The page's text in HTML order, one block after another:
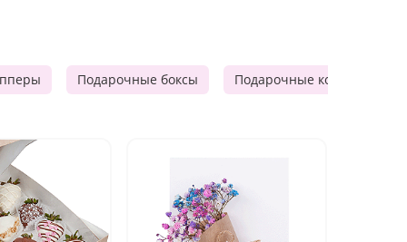
Подарочные боксы Подарочные корзины